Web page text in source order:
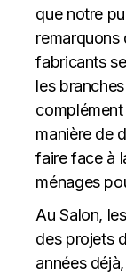
que notre
remarquons
fabricants
les
manière de
faire face à
ménages
Au Salon,
des projets
années